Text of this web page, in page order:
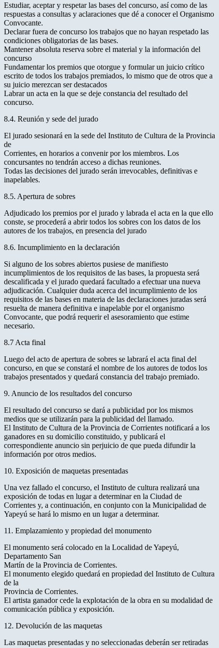
Estudiar, aceptar y respetar las bases del concurso, así como de las
respuestas a consultas y aclaraciones que dé a conocer el Organismo
Convocante.
Declarar fuera de concurso los trabajos que no hayan respetado las
condiciones obligatorias de las bases.
Mantener absoluta reserva sobre el material y la información del
concurso
Fundamentar los premios que otorgue y formular un juicio crítico
escrito de todos los trabajos premiados, lo mismo que de otros que a
su juicio merezcan ser destacados
Labrar un acta en la que se deje constancia del resultado del
concurso.
8.4. Reunión y sede del jurado
El jurado sesionará en la sede del Instituto de Cultura de la Provincia
de
Corrientes, en horarios a convenir por los miembros. Los
concursantes no tendrán acceso a dichas reuniones.
Todas las decisiones del jurado serán irrevocables, definitivas e
inapelables.
8.5. Apertura de sobres
Adjudicado los premios por el jurado y labrada el acta en la que ello
conste, se procederá a abrir todos los sobres con los datos de los
autores de los trabajos, en presencia del jurado
8.6. Incumplimiento en la declaración
Si alguno de los sobres abiertos pusiese de manifiesto
incumplimientos de los requisitos de las bases, la propuesta será
descalificada y el jurado quedará facultado a efectuar una nueva
adjudicación. Cualquier duda acerca del incumplimiento de los
requisitos de las bases en materia de las declaraciones juradas será
resuelta de manera definitiva e inapelable por el organismo
Convocante, que podrá requerir el asesoramiento que estime
necesario.
8.7 Acta final
Luego del acto de apertura de sobres se labrará el acta final del
concurso, en que se constará el nombre de los autores de todos los
trabajos presentados y quedará constancia del trabajo premiado.
9. Anuncio de los resultados del concurso
El resultado del concurso se dará a publicidad por los mismos
medios que se utilizarán para la publicidad del llamado.
El Instituto de Cultura de la Provincia de Corrientes notificará a los
ganadores en su domicilio constituido, y publicará el
correspondiente anuncio sin perjuicio de que pueda difundir la
información por otros medios.
10. Exposición de maquetas presentadas
Una vez fallado el concurso, el Instituto de cultura realizará una
exposición de todas en lugar a determinar en la Ciudad de
Corrientes y, a continuación, en conjunto con la Municipalidad de
Yapeyú se hará lo mismo en un lugar a determinar.
11. Emplazamiento y propiedad del monumento
El monumento será colocado en la Localidad de Yapeyú,
Departamento San
Martín de la Provincia de Corrientes.
El monumento elegido quedará en propiedad del Instituto de Cultura
de la
Provincia de Corrientes.
El artista ganador cede la explotación de la obra en su modalidad de
comunicación pública y exposición.
12. Devolución de las maquetas
Las maquetas presentadas y no seleccionadas deberán ser retiradas